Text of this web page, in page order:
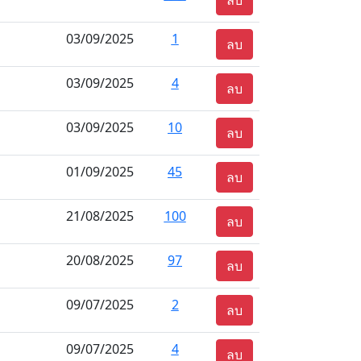
03/09/2025 1 ลบ
03/09/2025 4 ลบ
03/09/2025 10 ลบ
01/09/2025 45 ลบ
21/08/2025 100 ลบ
20/08/2025 97 ลบ
09/07/2025 2 ลบ
09/07/2025 4 ลบ